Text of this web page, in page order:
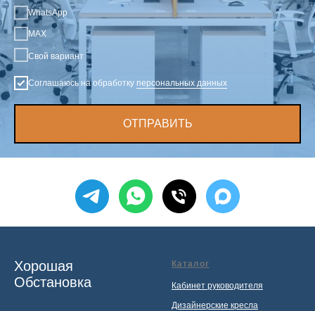
WhatsApp
MAX
Свой вариант
Соглашаюсь на обработку персональных данных
ОТПРАВИТЬ
Хорошая
Обстановка
Каталог
Кабинет руководителя
Дизайнерские кресла